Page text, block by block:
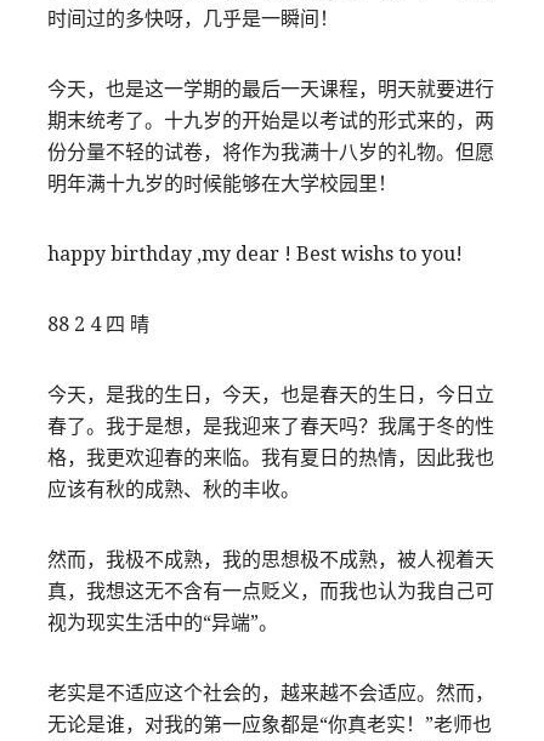
时间过的多快呀，几乎是一瞬间！
今天，也是这一学期的最后一天课程，明天就要进行
期末统考了。十九岁的开始是以考试的形式来的，两
份分量不轻的试卷，将作为我满十八岁的礼物。但愿
明年满十九岁的时候能够在大学校园里！
happy birthday ,my dear ! Best wishs to you!
88 2 4 四 晴
今天，是我的生日，今天，也是春天的生日，今日立
春了。我于是想，是我迎来了春天吗？我属于冬的性
格，我更欢迎春的来临。我有夏日的热情，因此我也
应该有秋的成熟、秋的丰收。
然而，我极不成熟，我的思想极不成熟，被人视着天
真，我想这无不含有一点贬义，而我也认为我自己可
视为现实生活中的“异端”。
老实是不适应这个社会的，越来越不会适应。然而，
无论是谁，对我的第一应象都是“你真老实！”老师也